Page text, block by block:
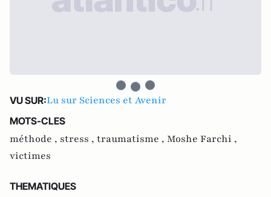
VU SUR:Lu sur Sciences et Avenir
MOTS-CLES
méthode , stress , traumatisme , Moshe Farchi ,
victimes
THEMATIQUES